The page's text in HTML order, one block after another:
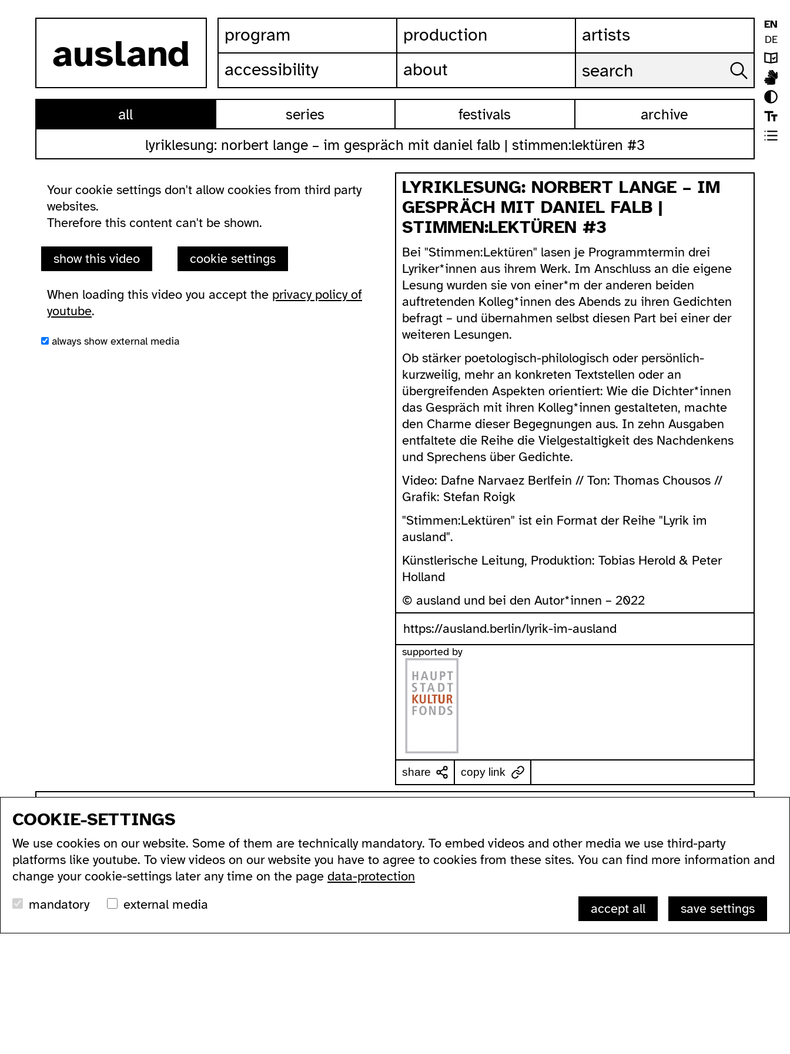
EN
DE
ausland program production
artists
accessibility
about
all series festivals
archive
lyriklesung: norbert lange – im gespräch mit daniel falb | stimmen:lektüren #3
Your cookie settings don't allow cookies from third party
websites.
Therefore this content can't be shown.
show this video cookie settings
When loading this video you accept the privacy policy of
youtube.
always show external media
LYRIKLESUNG: NORBERT LANGE – IM
GESPRÄCH MIT DANIEL FALB |
STIMMEN:LEKTÜREN #3
Bei "Stimmen:Lektüren" lasen je Programmtermin drei
Lyriker*innen aus ihrem Werk. Im Anschluss an die eigene
Lesung wurden sie von einer*m der anderen beiden
auftretenden Kolleg*innen des Abends zu ihren Gedichten
befragt – und übernahmen selbst diesen Part bei einer der
weiteren Lesungen.
Ob stärker poetologisch-philologisch oder persönlich-
kurzweilig, mehr an konkreten Textstellen oder an
übergreifenden Aspekten orientiert: Wie die Dichter*innen
das Gespräch mit ihren Kolleg*innen gestalteten, machte
den Charme dieser Begegnungen aus. In zehn Ausgaben
entfaltete die Reihe die Vielgestaltigkeit des Nachdenkens
und Sprechens über Gedichte.
Video: Dafne Narvaez Berlfein // Ton: Thomas Chousos //
Grafik: Stefan Roigk
"Stimmen:Lektüren" ist ein Format der Reihe "Lyrik im
ausland".
Künstlerische Leitung, Produktion: Tobias Herold & Peter
Holland
© ausland und bei den Autor*innen – 2022
https://ausland.berlin/lyrik-im-ausland
supported by
share copy link
all...
series...
festivals...
archive...
search
residencies...
podcasts...
videos...
workshops...
accessible ausland
ausland in sign language
wc's
transportation
address
contact
newsletter
supported by
Lychener Str. 60
10437 Berlin
COOKIE-SETTINGS
We use cookies on our website. Some of them are technically mandatory. To embed videos and other media we use third-party
platforms like youtube. To view videos on our website you have to agree to cookies from these sites. You can find more information and
change your cookie-settings later any time on the page data-protection
mandatory
external media accept all save settings